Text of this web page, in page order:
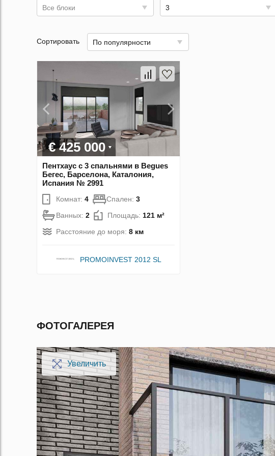
Все блоки 3
Сортировать По популярности
€ 425 000
Пентхаус с 3 спальнями в Begues
Бегес, Барселона, Каталония,
Испания № 2991
Комнат: 4 Спален: 3
Ванных: 2 Площадь: 121 м²
Расстояние до моря: 8 км
PROMOINVEST 2012 SL
ФОТОГАЛЕРЕЯ
Увеличить